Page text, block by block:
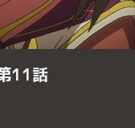
11話